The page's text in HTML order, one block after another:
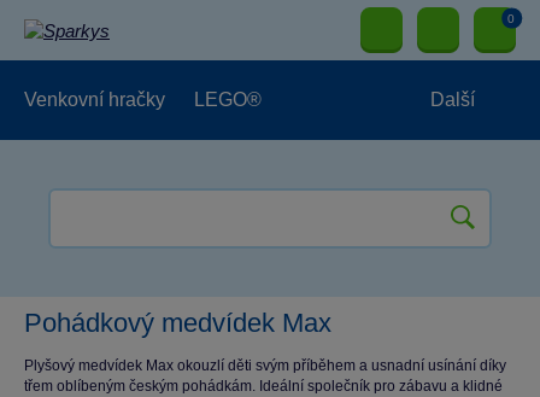
0
Venkovní hračky LEGO® Další
Pohádkový medvídek Max
Plyšový medvídek Max okouzlí děti svým příběhem a usnadní usínání díky
třem oblíbeným českým pohádkám. Ideální společník pro zábavu a klidné